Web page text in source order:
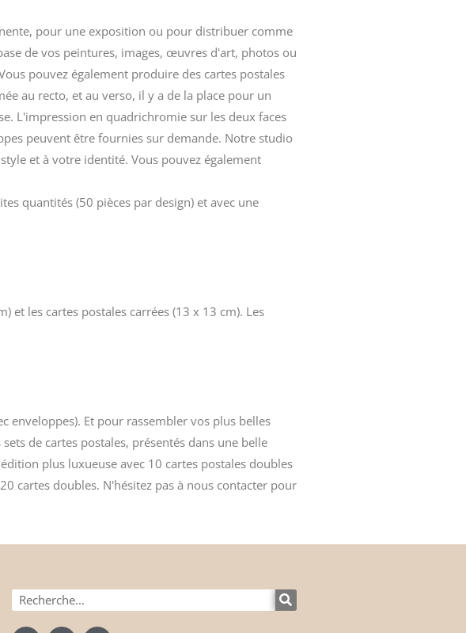
pour une exposition ou pour distribuer comme
de vos peintures, images, œuvres d'art, photos ou
pouvez également produire des cartes postales
au recto, et au verso, il y a de la place pour un
L'impression en quadrichromie sur les deux faces
peuvent être fournies sur demande. Notre studio
et à votre identité. Vous pouvez également
quantités (50 pièces par design) et avec une
et les cartes postales carrées (13 x 13 cm). Les
enveloppes). Et pour rassembler vos plus belles
de cartes postales, présentés dans une belle
plus luxueuse avec 10 cartes postales doubles
cartes doubles. N'hésitez pas à nous contacter pour
Recherche